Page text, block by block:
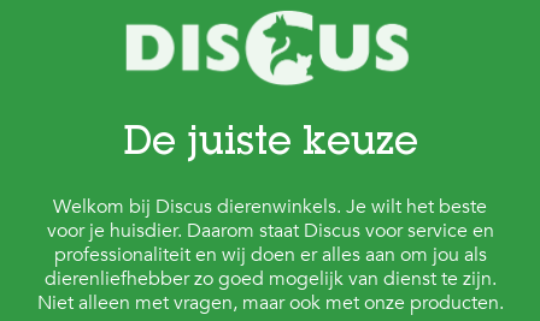
De juiste keuze
Welkom bij Discus dierenwinkels. Je wilt het beste
voor je huisdier. Daarom staat Discus voor service en
professionaliteit en wij doen er alles aan om jou als
dierenliefhebber zo goed mogelijk van dienst te zijn.
Niet alleen met vragen, maar ook met onze producten.